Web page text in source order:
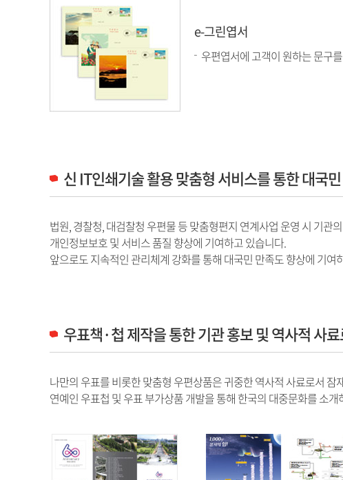
e-그린엽서
우편엽서에 고객이 원하는 문구
신 IT인쇄기술 활용 맞춤형 서비스를 통한 대국
법원, 경찰청, 대검찰청 우편물 등 맞춤형편지 연계사업 운영 시 기관
개인정보보호 및 서비스 품질 향상에 기여하고 있습니다.
앞으로도 지속적인 관리체계 강화를 통해 대국민 만족도 향상에 기여
우표책·첩 제작을 통한 기관 홍보 및 역사적 사
나만의 우표를 비롯한 맞춤형 우편상품은 귀중한 역사적 사료로서
연예인 우표첩 및 우표 부가상품 개발을 통해 한국의 대중문화를 소